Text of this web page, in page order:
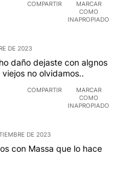
COMPARTIR
MARCAR
COMO
INAPROPIADO
DE 2023
daño dejaste con algnos
no olvidamos..
COMPARTIR
MARCAR
COMO
INAPROPIADO
DE 2023
con Massa que lo hace